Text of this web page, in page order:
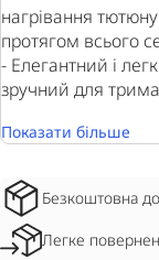
нагрівання
протягом всього
- Елегантний і
зручний для
Показати більше
Безкоштовна
Легке